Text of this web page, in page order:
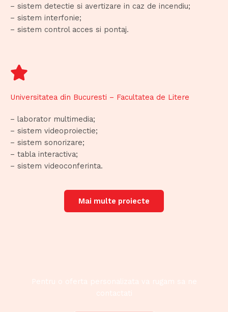
– sistem detectie si avertizare in caz de incendiu;
– sistem interfonie;
– sistem control acces si pontaj.
Universitatea din Bucuresti – Facultatea de Litere
– laborator multimedia;
– sistem videoproiectie;
– sistem sonorizare;
– tabla interactiva;
– sistem videoconferinta.
Mai multe proiecte
Pentru o oferta personalizata va rugam sa ne
contactati